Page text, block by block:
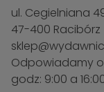
ul. Cegielniana
47-400 Racibórz
Odpowiadamy
godz: 9:00 a